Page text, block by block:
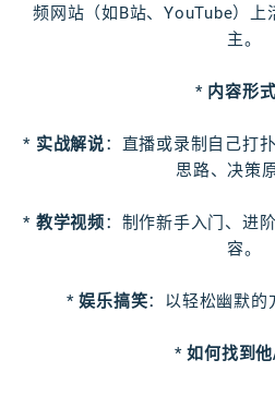
频网站（如B站、YouTube）上
主。
* 内容形式
* 实战解说：直播或录制自己打
思路、决策
* 教学视频：制作新手入门、进
容。
*娱乐搞笑：以轻松幽默的
*如何找到